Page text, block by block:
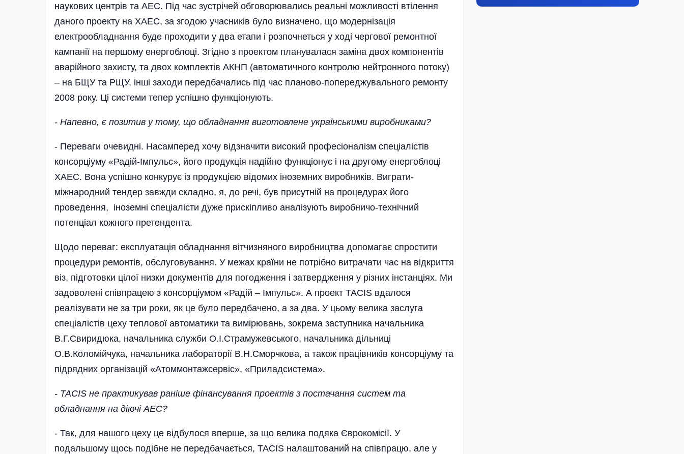
наукових центрів та АЕС. Під час зустрічей обговорювались реальні можливості втілення
даного проекту на ХАЕС, за згодою учасників було визначено, що модернізація
електрообладнання буде проходити у два етапи і розпочнеться у ході чергової ремонтної
кампанії на першому енергоблоці. Згідно з проектом планувалася заміна двох компонентів
аварійного захисту, та двох комплектів АКНП (автоматичного контролю нейтронного потоку)
– на БЩУ та РЩУ, інші заходи передбачались під час планово-попереджувального ремонту
2008 року. Ці системи тепер успішно функціонують.
- Напевно, є позитив у тому, що обладнання виготовлене українськими виробниками?
- Переваги очевидні. Насамперед хочу відзначити високий професіоналізм спеціалістів
консорціуму «Радій-Імпульс», його продукція надій­но функціонує і на другому енергоблоці
ХАЕС. Вона успішно конкурує із продукцією відомих іноземних виробників. Виграти­
міжнародний тендер завжди складно, я, до речі, був присутній на процедурах його
проведення, іноземні спеціалісти дуже прискіпливо аналізують виробничо­-технічний
потенціал кожного претендента­.
Щодо переваг: експлуатація обладнання вітчизняного виробництва допомагає спростити
процедури ремонтів, обслуговування. У межах країни не потрібно витрачати час на відкриття
віз, підготовки цілої низки документів для погодження і затвердження у різних інстанціях. Ми
задоволені співпрацею з консорціумом «Радій – Імпульс». А проект TACIS вдалося
реалізувати не за три роки, як це було передбачено, а за два. У цьому велика заслуга
спеціалістів цеху теплової автоматики та вимірювань, зокрема заступника начальника
В.Г.Свиридюка, начальника служби О.І.Страмужевського, начальника дільниці
О.В.Коломійчука, начальника лабораторії В.Н.Сморчкова, а також працівників консорціуму та
підрядних організацій «Атоммонтажсервіс», «Приладсистема».
- TACIS не практикував раніше фінансування проектів з постачання систем та
обладнання на діючі АЕС?
- Так, для нашого цеху це відбулося вперше, за що велика подяка Єврокомісії. У
подальшому щось поді­бне не передбачається, TACIS налаштований на співпрацю, але у